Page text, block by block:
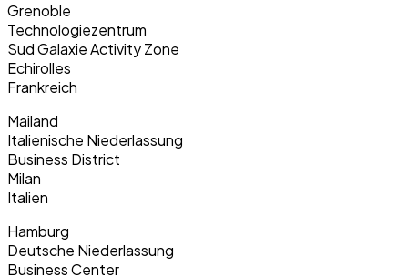
Grenoble
Technologiezentrum
Sud Galaxie Activity Zone
Echirolles
Frankreich
Mailand
Italienische Niederlassung
Business District
Milan
Italien
Hamburg
Deutsche Niederlassung
Business Center